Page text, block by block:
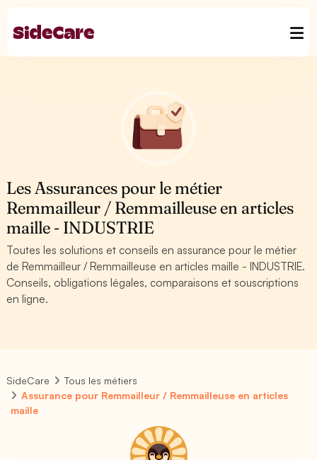
Les Assurances pour le métier
Remmailleur / Remmailleuse en articles
maille - INDUSTRIE
Toutes les solutions et conseils en assurance pour le métier
de Remmailleur / Remmailleuse en articles maille - INDUSTRIE.
Conseils, obligations légales, comparaisons et souscriptions
en ligne.
SideCare
Tous les métiers
Assurance pour Remmailleur / Remmailleuse en articles
maille